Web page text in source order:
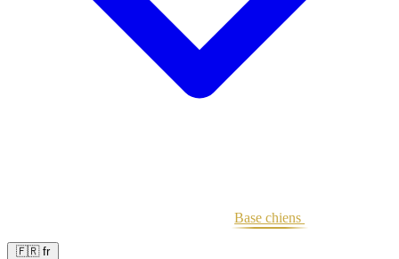
Base chiens
🇫🇷 fr